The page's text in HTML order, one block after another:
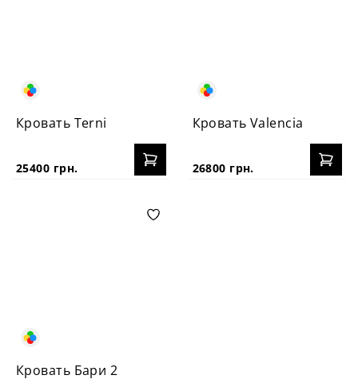
Кровать Terni
25400 грн.
Кровать Valencia
26800 грн.
Кровать Бари 2